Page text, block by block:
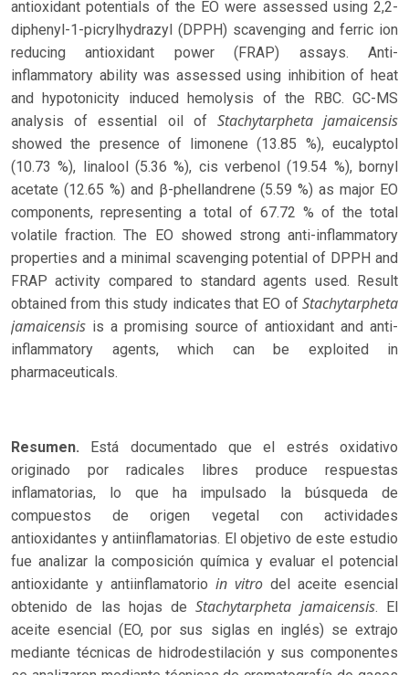
antioxidant potentials of the EO were assessed using 2,2-
diphenyl-1-picrylhydrazyl (DPPH) scavenging and ferric ion
reducing antioxidant power (FRAP) assays. Anti-
inflammatory ability was assessed using inhibition of heat
and hypotonicity induced hemolysis of the RBC. GC-MS
analysis of essential oil of Stachytarpheta jamaicensis
showed the presence of limonene (13.85 %), eucalyptol
(10.73 %), linalool (5.36 %), cis verbenol (19.54 %), bornyl
acetate (12.65 %) and β-phellandrene (5.59 %) as major EO
components, representing a total of 67.72 % of the total
volatile fraction. The EO showed strong anti-inflammatory
properties and a minimal scavenging potential of DPPH and
FRAP activity compared to standard agents used. Result
obtained from this study indicates that EO of Stachytarpheta
jamaicensis is a promising source of antioxidant and anti-
inflammatory agents, which can be exploited in
pharmaceuticals.
Resumen. Está documentado que el estrés oxidativo
originado por radicales libres produce respuestas
inflamatorias, lo que ha impulsado la búsqueda de
compuestos de origen vegetal con actividades
antioxidantes y antiinflamatorias. El objetivo de este estudio
fue analizar la composición química y evaluar el potencial
antioxidante y antiinflamatorio in vitro del aceite esencial
obtenido de las hojas deStachytarpheta jamaicensis. El
aceite esencial (EO, por sus siglas en inglés) se extrajo
mediante técnicas de hidrodestilación y sus componentes